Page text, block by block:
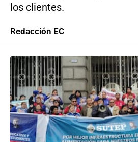
los clientes.
Redacción EC